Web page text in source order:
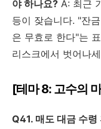
야 하나요? A: 최근
등이 잦습니다. "잔
은 무효로 한다"는
리스크에서 벗어나
[테마 8: 고수의
Q41. 매도 대금 수